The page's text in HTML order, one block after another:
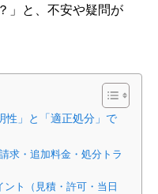
」と、不安や疑問が
性」と「適正処分」で
求・追加料金・処分トラ
ト（見積・許可・当日